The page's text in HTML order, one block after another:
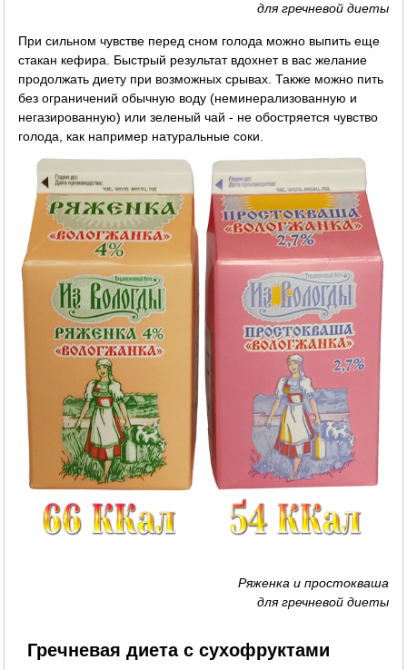
для гречневой диеты
При сильном чувстве перед сном голода можно выпить еще
стакан кефира. Быстрый результат вдохнет в вас желание
продолжать диету при возможных срывах. Также можно пить
без ограничений обычную воду (неминерализованную и
негазированную) или зеленый чай - не обостряется чувство
голода, как например натуральные соки.
Ряженка и простокваша
для гречневой диеты
Гречневая диета с сухофруктами